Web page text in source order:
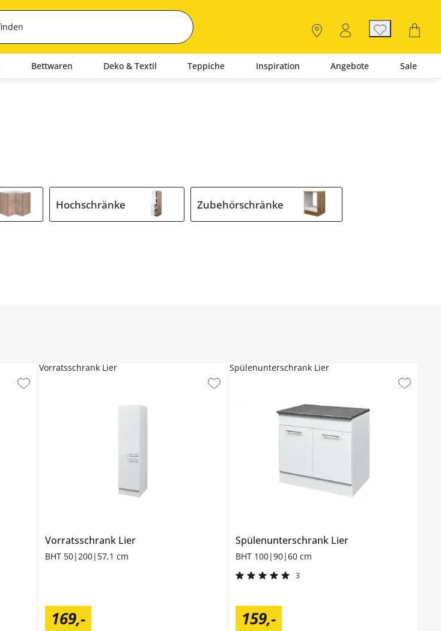
Bettwaren Deko & Textil Teppiche Inspiration Angebote Sale
Hochschränke Zubehörschränke
Vorratsschrank Lier
BHT 50|200|57,1 cm
169,-
Vorratsschrank Lier
Spülenunterschrank Lier
BHT 100|90|60 cm
3
159,-
Spülenunterschrank Lier